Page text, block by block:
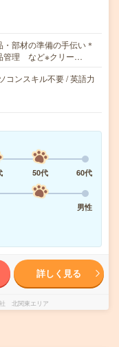
部材の準備の手伝い＊
管理 など※クリー…
コンスキル不要 / 英語力
50代
60代
男性
詳しく見る
北関東エリア